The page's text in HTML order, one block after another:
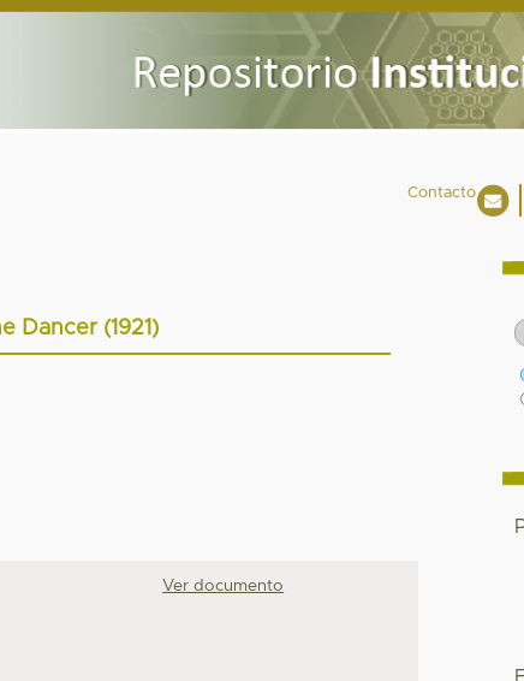
Contacto
Dancer (1921)
Ver documento